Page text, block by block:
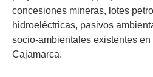
concesiones mineras, lotes
hidroeléctricas, pasivos
socio-ambientales existentes
Cajamarca.